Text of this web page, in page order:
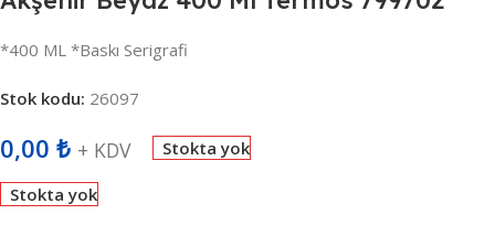
*400 ML *Baskı Serigrafi
Stok kodu: 26097
0,00 ₺ + KDV Stokta yok
Stokta yok